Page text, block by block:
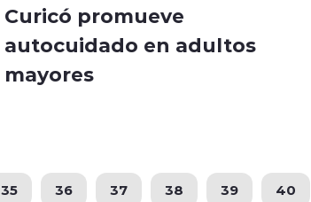
Curicó promueve
autocuidado en adultos
mayores
35 36 37 38 39 40